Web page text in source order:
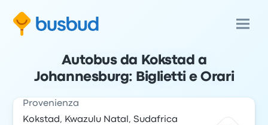
Autobus da Kokstad a
Johannesburg: Biglietti e Orari
Provenienza